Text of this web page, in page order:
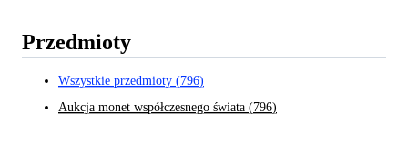
Przedmioty
Wszystkie przedmioty (796)
Aukcja monet współczesnego świata (796)